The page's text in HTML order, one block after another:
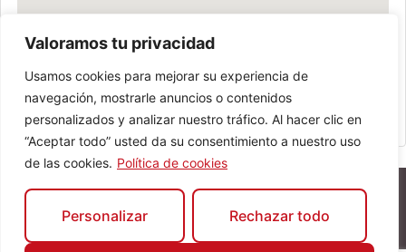
Valoramos tu privacidad
Usamos cookies para mejorar su experiencia de
navegación, mostrarle anuncios o contenidos
personalizados y analizar nuestro tráfico. Al hacer clic en
“Aceptar todo” usted da su consentimiento a nuestro uso
de las cookies. Política de cookies
Personalizar Rechazar todo